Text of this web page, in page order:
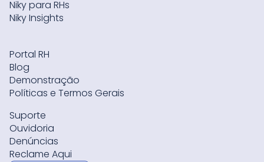
Niky para RHs
Niky Insights
Portal RH
Blog
Demonstração
Políticas e Termos Gerais
Suporte
Ouvidoria
Denúncias
Reclame Aqui